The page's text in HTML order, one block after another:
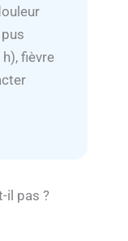
fièvre
il pas ?